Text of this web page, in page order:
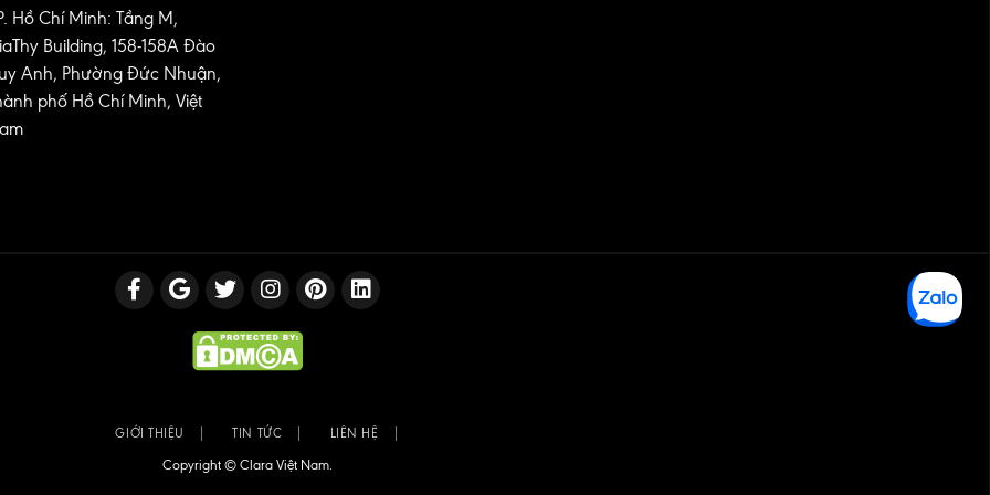
Hồ Chí Minh: Tầng M,
Building, 158-158A Đào
Anh, Phường Đức Nhuận,
phố Hồ Chí Minh, Việt
GIỚI THIỆU TIN TỨC LIÊN HỆ
Copyright © Clara Việt Nam.